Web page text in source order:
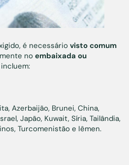
é necessário visto comum
no embaixada ou
Azerbaijão, Brunei, China,
Japão, Kuwait, Síria, Tailândia,
Turcomenistão e Iêmen.